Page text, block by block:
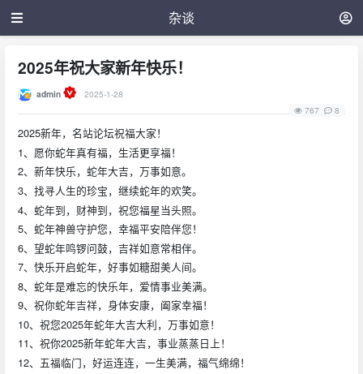
杂谈
2025年祝大家新年快乐！
admin
2025-1-28
767
8
2025新年，名站论坛祝福大家！
1、愿你蛇年真有福，生活更享福！
2、新年快乐，蛇年大吉，万事如意。
3、找寻人生的珍宝，继续蛇年的欢笑。
4、蛇年到，财神到，祝您福星当头照。
5、蛇年神兽守护您，幸福平安陪伴您！
6、望蛇年鸣锣问鼓，吉祥如意常相伴。
7、快乐开启蛇年，好事如糖甜美人间。
8、蛇年是难忘的快乐年，爱情事业美满。
9、祝你蛇年吉祥，身体安康，阖家幸福！
10、祝您2025年蛇年大吉大利，万事如意！
11、祝你2025新年蛇年大吉，事业蒸蒸日上！
12、五福临门，好运连连，一生美满，福气绵绵！